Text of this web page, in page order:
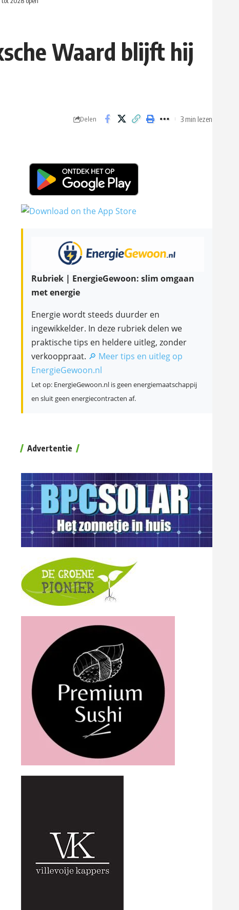
Waard blijft hij
Delen 3 min lezen
Rubriek | EnergieGewoon: slim omgaan
met energie
Energie wordt steeds duurder en
ingewikkelder. In deze rubriek delen we
praktische tips en heldere uitleg, zonder
verkooppraat. 🔎 Meer tips en uitleg op
EnergieGewoon.nl
Let op: EnergieGewoon.nl is geen energiemaatschappij
en sluit geen energiecontracten af.
Advertentie